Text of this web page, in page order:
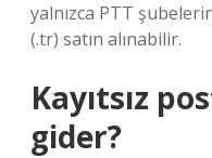
yalnızca PTT
(.tr) satın alınabilir.
Kayıtsız
gider?